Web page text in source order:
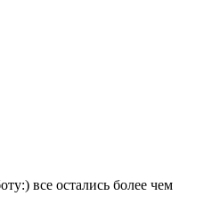
все остались более чем